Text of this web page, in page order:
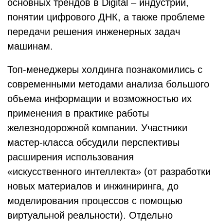
основных трендов в Digital – индустрии,
понятии цифрового ДНК, а также проблеме
передачи решения инженерных задач
машинам.
Топ-менеджеры холдинга познакомились с
современными методами анализа большого
объема информации и возможностью их
применения в практике работы
железнодорожной компании. Участники
мастер-класса обсудили перспективы
расширения использования
«искусственного интеллекта» (от разработки
новых материалов и инжиниринга, до
моделирования процессов с помощью
виртуальной реальности). Отдельно